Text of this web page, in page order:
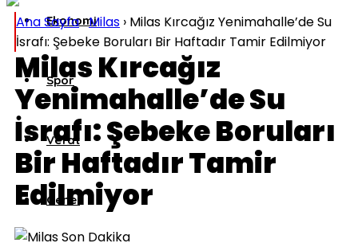
Ekonomi
Spor
Vefat
Genel
Ana Sayfa›Milas › Milas Kırcağız Yenimahalle’de Su
İsrafı: Şebeke Boruları Bir Haftadır Tamir Edilmiyor
Milas Kırcağız
Yenimahalle’de Su
İsrafı: Şebeke Boruları
Bir Haftadır Tamir
Edilmiyor